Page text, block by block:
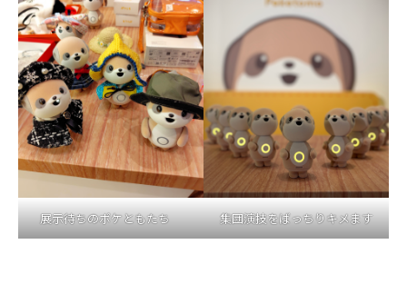
展示待ちのポケともたち 集団演技をばっちりキメます